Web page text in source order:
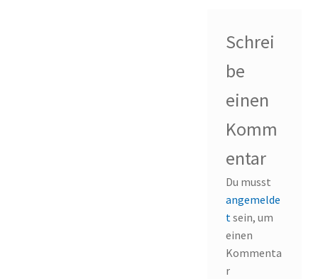
Schrei
be
einen
Komm
entar
Du musst
angemelde
tsein, um
einen
Kommenta
r